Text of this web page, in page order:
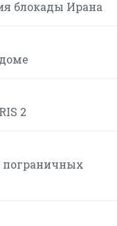
блокады Ирана
2
пограничных